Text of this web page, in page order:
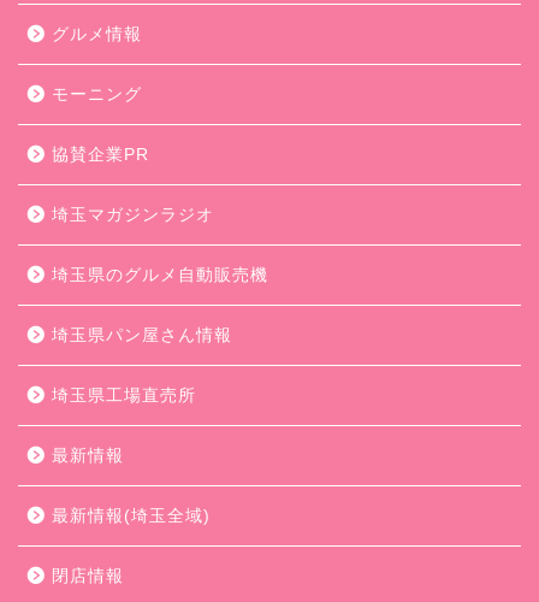
グルメ情報
モーニング
協賛企業PR
埼玉マガジンラジオ
埼玉県のグルメ自動販売機
埼玉県パン屋さん情報
埼玉県工場直売所
最新情報
最新情報(埼玉全域)
閉店情報